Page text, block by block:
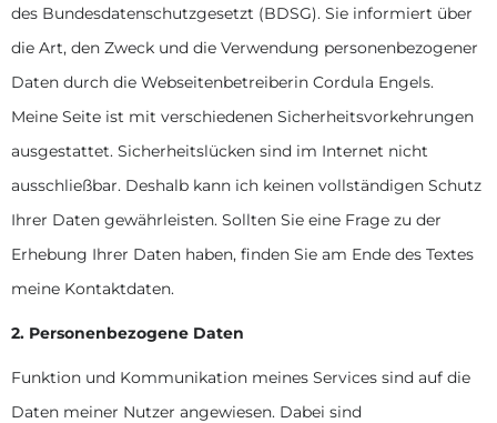
des Bundesdatenschutzgesetzt (BDSG). Sie informiert über
die Art, den Zweck und die Verwendung personenbezogener
Daten durch die Webseitenbetreiberin Cordula Engels.
Meine Seite ist mit verschiedenen Sicherheitsvorkehrungen
ausgestattet. Sicherheitslücken sind im Internet nicht
ausschließbar. Deshalb kann ich keinen vollständigen Schutz
Ihrer Daten gewährleisten. Sollten Sie eine Frage zu der
Erhebung Ihrer Daten haben, finden Sie am Ende des Textes
meine Kontaktdaten.
2. Personenbezogene Daten
Funktion und Kommunikation meines Services sind auf die
Daten meiner Nutzer angewiesen. Dabei sind